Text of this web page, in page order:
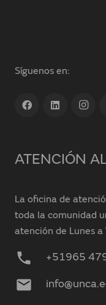
Síguenos en:
ATENCIÓN
La oficina de
toda la comunidad
atención de Lunes a
phone +51965
mail